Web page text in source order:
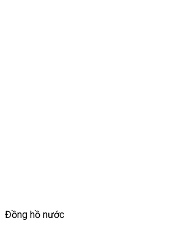
Đồng hồ nước